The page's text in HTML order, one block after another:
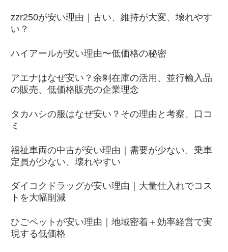
zzr250が安い理由｜古い、維持が大変、壊れやす
い？
ハイアールが安い理由〜低価格の秘密
アエナはなぜ安い？余剰在庫の活用、並行輸入品
の販売、低価格販売の企業理念
タカハシの服はなぜ安い？その理由と考察、口コ
ミ
福祉車両の中古が安い理由｜需要が少ない、乗車
定員が少ない、壊れやすい
ダイコクドラッグが安い理由｜大量仕入れでコス
トを大幅削減
ひごペットが安い理由｜地域密着＋効率経営で実
現する低価格